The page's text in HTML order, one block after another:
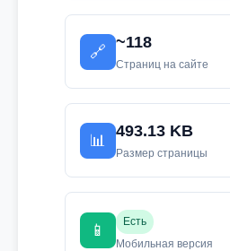
🔗
~118
Страниц на сайте
📊
493.13 KB
Размер страницы
📱
Есть
Мобильная версия